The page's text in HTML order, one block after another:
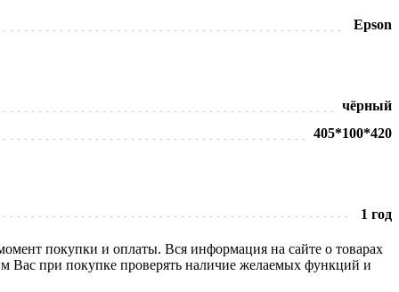
Epson
чёрный
405*100*420
1 год
покупки и оплаты. Вся информация на сайте о товарах
Вас при покупке проверять наличие желаемых функций и